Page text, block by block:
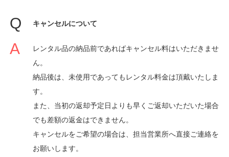
キャンセルについて
レンタル品の納品前であればキャンセル料はいただきませ
ん。
納品後は、未使用であってもレンタル料金は頂戴いたしま
す。
また、当初の返却予定日よりも早くご返却いただいた場合
でも差額の返金はできません。
キャンセルをご希望の場合は、担当営業所へ直接ご連絡を
お願いします。